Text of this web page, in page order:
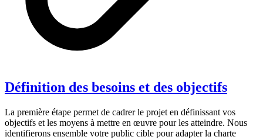
Définition des besoins et des objectifs
La première étape permet de cadrer le projet en définissant vos
objectifs et les moyens à mettre en œuvre pour les atteindre. Nous
identifierons ensemble votre public cible pour adapter la charte